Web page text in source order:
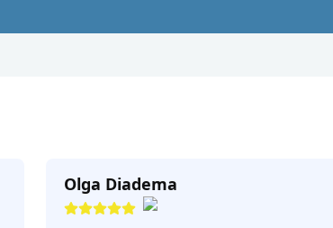
Olga Diadema